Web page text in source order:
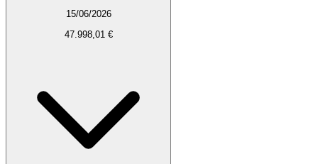
15/06/2026
47.998,01 €